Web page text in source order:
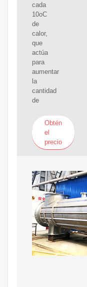
cada
10oC
de
calor,
que
actúa
para
aumentar
la
cantidad
de
Obtén
el
precio